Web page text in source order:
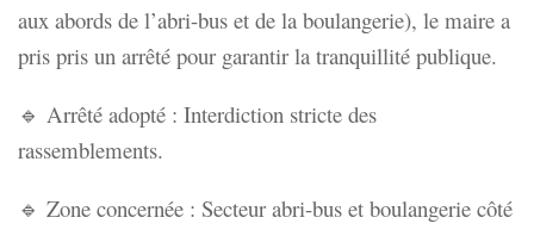
aux abords de l’abri-bus et de la boulangerie), le maire a
pris pris un arrêté pour garantir la tranquillité publique.
🔹 Arrêté adopté : Interdiction stricte des
rassemblements.
🔹 Zone concernée : Secteur abri-bus et boulangerie côté